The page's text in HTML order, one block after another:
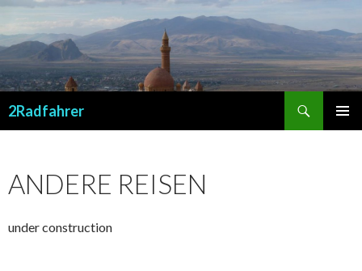
2Radfahrer
ANDERE REISEN
under construction